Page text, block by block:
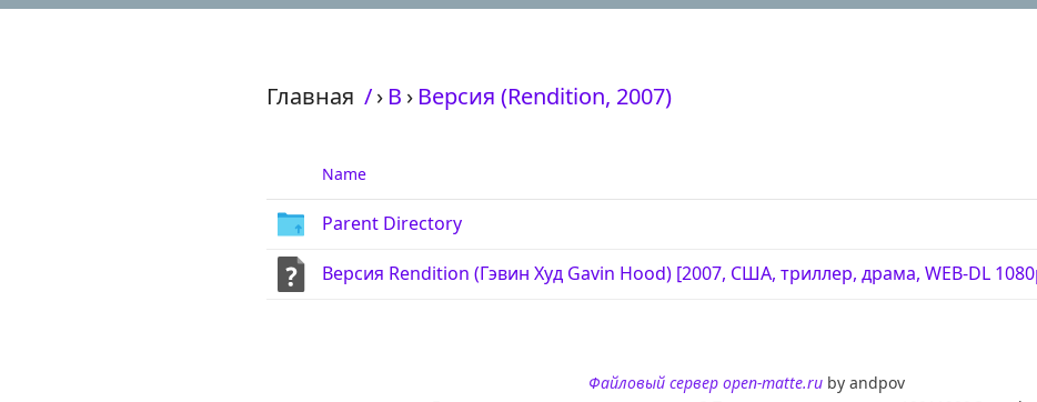
Главная /› В › Версия (Rendition, 2007)
Name
Parent Directory
Версия Rendition (Гэвин Худ Gavin Hood) [2007, США, триллер, драма, WEB-DL
Файловый сервер open-matte.ruby andpov